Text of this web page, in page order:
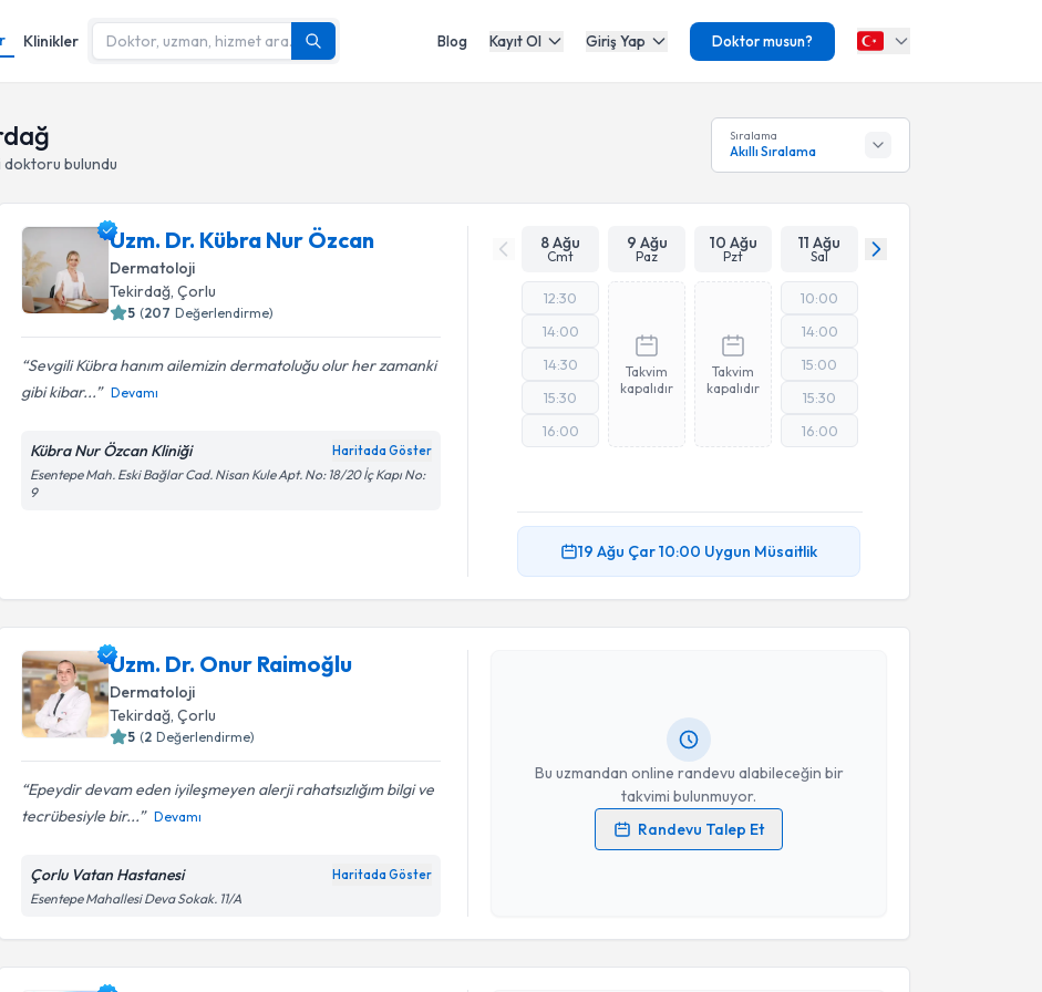
Klinikler Blog Kayıt Ol Giriş Yap Doktor musun?
doktoru bulundu
Sıralama
Akıllı Sıralama
Uzm. Dr. Kübra Nur Özcan
Dermatoloji
Tekirdağ,Çorlu
5 (207 Değerlendirme)
Sevgili Kübra hanım ailemizin dermatoluğu olur her zamanki
gibi kibar...
Devamı
Kübra Nur Özcan Kliniği Haritada Göster
Esentepe Mah. Eski Bağlar Cad. Nisan Kule Apt. No: 18/20 İç Kapı No:
9
8 Ağu
Cmt
9 Ağu
Paz
10 Ağu
Pzt
11 Ağu
Sal
12:30
14:00
14:30
15:30
16:00
Takvim
kapalıdır
Takvim
kapalıdır
10:00
14:00
15:00
15:30
16:00
19 Ağu Çar10:00 Uygun Müsaitlik
Uzm. Dr. Onur Raimoğlu
Dermatoloji
Tekirdağ,Çorlu
5 (2 Değerlendirme)
Epeydir devam eden iyileşmeyen alerji rahatsızlığım bilgi ve
tecrübesiyle bir...
Devamı
Çorlu Vatan Hastanesi Haritada Göster
Esentepe Mahallesi Deva Sokak. 11/A
Bu uzmandan online randevu alabileceğin bir
takvimi bulunmuyor.
Randevu Talep Et
Randevu Takvimi Talebi
Uzm. Dr. Onur Raimoğlu
Kişisel verilerimin işlenmesine ilişkinAydınlatma Metni
Takvim Talebini Gönder
Randevu Takvimi Talebi